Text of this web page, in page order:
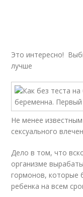
Это интересно!
лучше
Не менее
сексуального
Дело в том, что
организме
гормонов, которые
ребенка на всем